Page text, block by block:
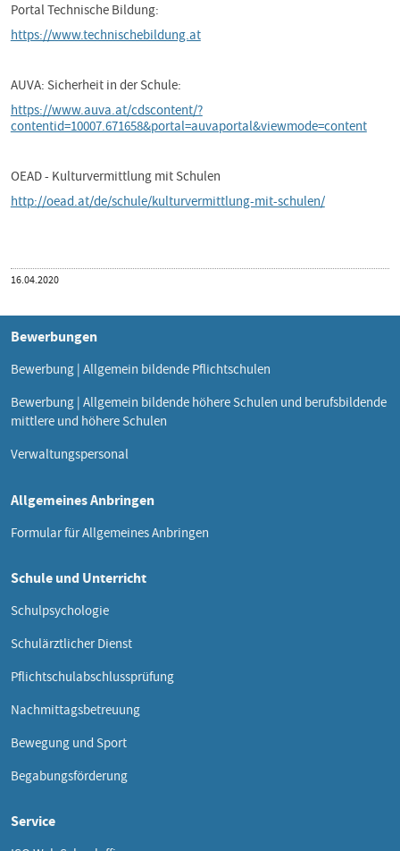
Portal Technische Bildung:
https://www.technischebildung.at
AUVA: Sicherheit in der Schule:
https://www.auva.at/cdscontent/?
contentid=10007.671658&portal=auvaportal&viewmode=content
OEAD - Kulturvermittlung mit Schulen
http://oead.at/de/schule/kulturvermittlung-mit-schulen/
Veröffentlicht
16.04.2020
Bewerbungen
Bewerbung | Allgemein bildende Pflichtschulen
Bewerbung | Allgemein bildende höhere Schulen und berufsbildende
mittlere und höhere Schulen
Verwaltungspersonal
Allgemeines Anbringen
Formular für Allgemeines Anbringen
Schule und Unterricht
Schulpsychologie
Schulärztlicher Dienst
Pflichtschulabschlussprüfung
Nachmittagsbetreuung
Bewegung und Sport
Begabungsförderung
Service